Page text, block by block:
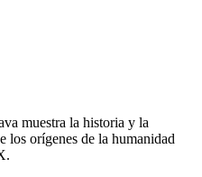
muestra la historia y la
los orígenes de la humanidad